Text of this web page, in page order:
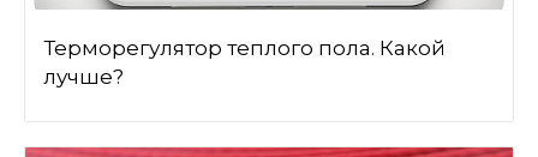
Терморегулятор теплого пола. Какой
лучше?